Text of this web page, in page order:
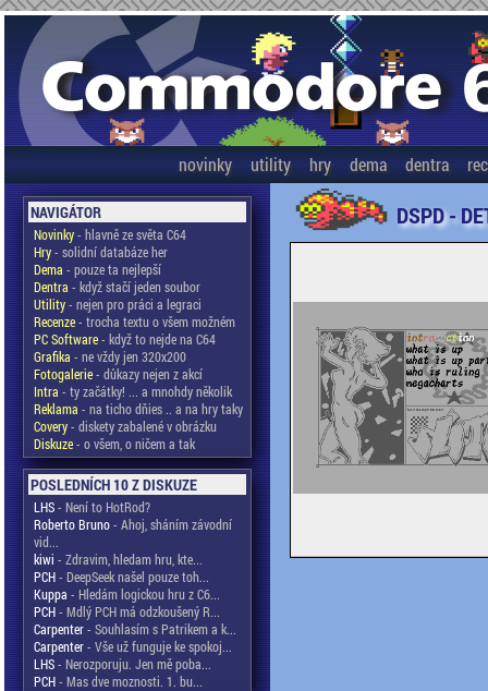
novinky utility hry dema dentra
NAVIGÁTOR
Novinky- hlavně ze světa C64
Hry- solidní databáze her
Dema - pouze ta nejlepší
Dentra - když stačí jeden soubor
Utility- nejen pro práci a legraci
Recenze- trocha textu o všem možném
PC Software- když to nejde na C64
Grafika - ne vždy jen 320x200
Fotogalerie- důkazy nejen z akcí
Intra - ty začátky! ... a mnohdy několik
Reklama - na ticho dňies .. a na hry taky
Covery- diskety zabalené v obrázku
Diskuze- o všem, o ničem a tak
POSLEDNÍCH 10 Z DISKUZE
LHS- Není to HotRod?
Roberto Bruno- Ahoj, sháním závodní
vid...
kiwi - Zdravim, hledam hru, kte...
PCH- DeepSeek našel pouze toh...
Kuppa - Hledám logickou hru z C6...
PCH- Mdlý PCH má odzkoušený R...
Carpenter- Souhlasím s Patrikem a k...
Carpenter- Vše už funguje ke spokoj...
LHS- Nerozporuju. Jen mě poba...
PCH- Mas dve moznosti. 1. bu...
DSPD -